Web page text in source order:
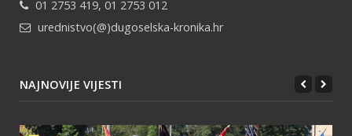
01 2753 419, 01 2753 012
urednistvo(@)dugoselska-kronika.hr
NAJNOVIJE VIJESTI